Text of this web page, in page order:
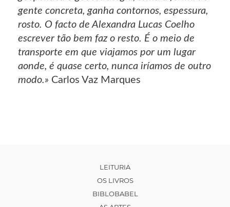
gente concreta, ganha contornos, espessura,
rosto. O facto de Alexandra Lucas Coelho
escrever tão bem faz o resto. É o meio de
transporte em que viajamos por um lugar
aonde, é quase certo, nunca iríamos de outro
modo.» Carlos Vaz Marques
LEITURIA
OS LIVROS
BIBLOBABEL